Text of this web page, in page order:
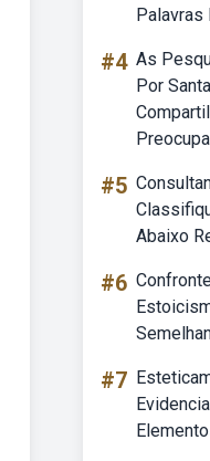
Palavras
#4 As
Por
#5
Abaixo
#6
#7